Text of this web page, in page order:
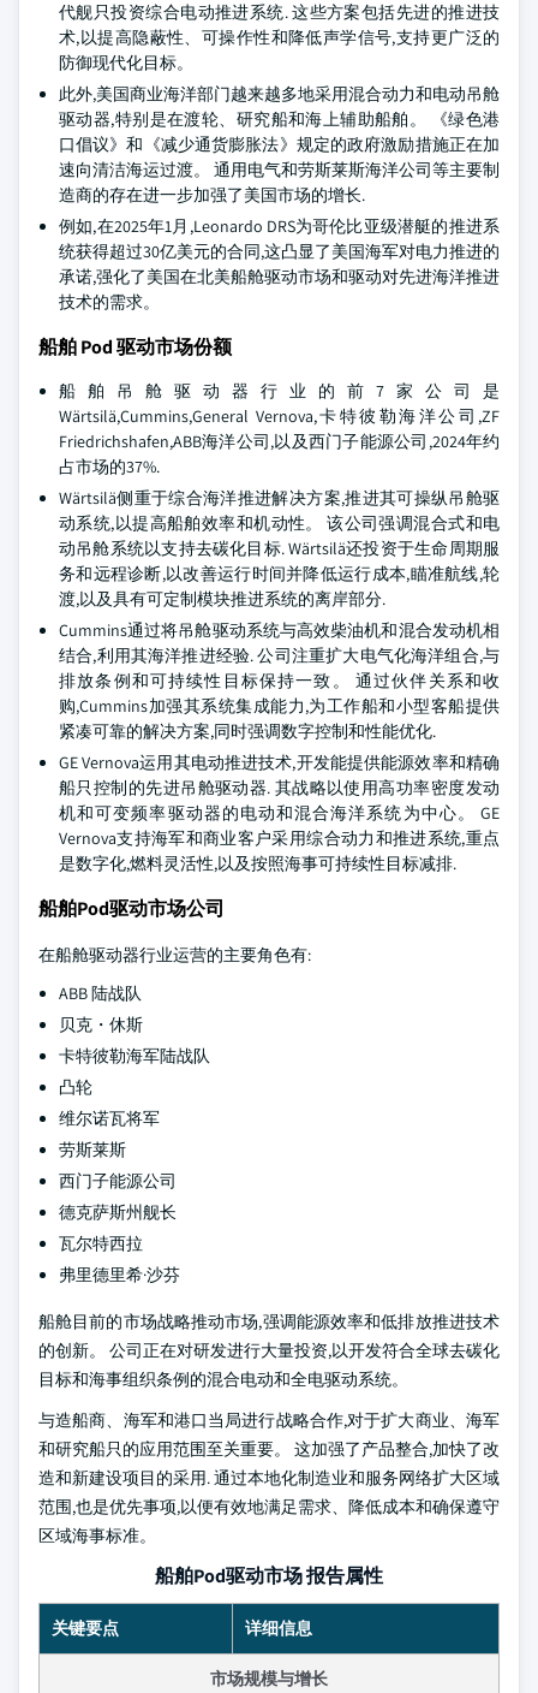
代舰只投资综合电动推进系统. 这些方案包括先进的推进技
术,以提高隐蔽性、可操作性和降低声学信号,支持更广泛的
防御现代化目标。
此外,美国商业海洋部门越来越多地采用混合动力和电动吊舱
驱动器,特别是在渡轮、研究船和海上辅助船舶。 《绿色港
口倡议》和《减少通货膨胀法》规定的政府激励措施正在加
速向清洁海运过渡。 通用电气和劳斯莱斯海洋公司等主要制
造商的存在进一步加强了美国市场的增长.
例如,在2025年1月,Leonardo DRS为哥伦比亚级潜艇的推进系
统获得超过30亿美元的合同,这凸显了美国海军对电力推进的
承诺,强化了美国在北美船舱驱动市场和驱动对先进海洋推进
技术的需求。
船舶 Pod 驱动市场份额
船舶吊舱驱动器行业的前7家公司是
Wärtsilä,Cummins,General Vernova,卡特彼勒海洋公司,ZF
Friedrichshafen,ABB海洋公司,以及西门子能源公司,2024年约
占市场的37%.
Wärtsilä侧重于综合海洋推进解决方案,推进其可操纵吊舱驱
动系统,以提高船舶效率和机动性。 该公司强调混合式和电
动吊舱系统以支持去碳化目标. Wärtsilä还投资于生命周期服
务和远程诊断,以改善运行时间并降低运行成本,瞄准航线,轮
渡,以及具有可定制模块推进系统的离岸部分.
Cummins通过将吊舱驱动系统与高效柴油机和混合发动机相
结合,利用其海洋推进经验. 公司注重扩大电气化海洋组合,与
排放条例和可持续性目标保持一致。 通过伙伴关系和收
购,Cummins加强其系统集成能力,为工作船和小型客船提供
紧凑可靠的解决方案,同时强调数字控制和性能优化.
GE Vernova运用其电动推进技术,开发能提供能源效率和精确
船只控制的先进吊舱驱动器. 其战略以使用高功率密度发动
机和可变频率驱动器的电动和混合海洋系统为中心。 GE
Vernova支持海军和商业客户采用综合动力和推进系统,重点
是数字化,燃料灵活性,以及按照海事可持续性目标减排.
船舶Pod驱动市场公司
在船舱驱动器行业运营的主要角色有:
ABB 陆战队
贝克・休斯
卡特彼勒海军陆战队
凸轮
维尔诺瓦将军
劳斯莱斯
西门子能源公司
德克萨斯州舰长
瓦尔特西拉
弗里德里希·沙芬
船舱目前的市场战略推动市场,强调能源效率和低排放推进技术
的创新。 公司正在对研发进行大量投资,以开发符合全球去碳化
目标和海事组织条例的混合电动和全电驱动系统。
与造船商、海军和港口当局进行战略合作,对于扩大商业、海军
和研究船只的应用范围至关重要。 这加强了产品整合,加快了改
造和新建设项目的采用. 通过本地化制造业和服务网络扩大区域
范围,也是优先事项,以便有效地满足需求、降低成本和确保遵守
区域海事标准。
船舶Pod驱动市场 报告属性
关键要点 详细信息
市场规模与增长